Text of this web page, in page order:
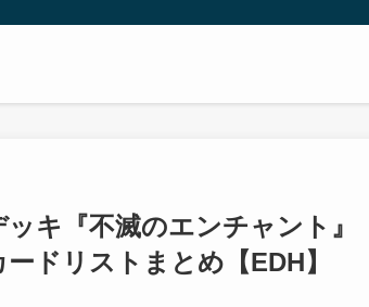
キ『不滅のエンチャント』
ドリストまとめ【EDH】